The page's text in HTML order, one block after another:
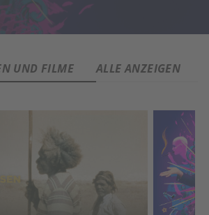
UND FILME ALLE ANZEIGEN